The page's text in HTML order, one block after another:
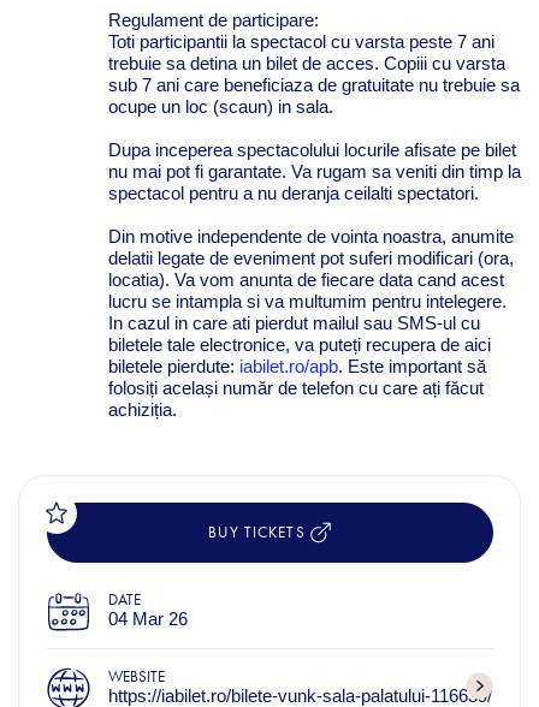
Regulament de participare:
Toti participantii la spectacol cu varsta peste 7 ani
trebuie sa detina un bilet de acces. Copiii cu varsta
sub 7 ani care beneficiaza de gratuitate nu trebuie sa
ocupe un loc (scaun) in sala.
Dupa inceperea spectacolului locurile afisate pe bilet
nu mai pot fi garantate. Va rugam sa veniti din timp la
spectacol pentru a nu deranja ceilalti spectatori.
Din motive independente de vointa noastra, anumite
delatii legate de eveniment pot suferi modificari (ora,
locatia). Va vom anunta de fiecare data cand acest
lucru se intampla si va multumim pentru intelegere.
In cazul in care ati pierdut mailul sau SMS-ul cu
biletele tale electronice, va puteți recupera de aici
biletele pierdute: iabilet.ro/apb. Este important să
folosiți același număr de telefon cu care ați făcut
achiziția.
BUY TICKETS
DATE
04 Mar 26
WEBSITE
https://iabilet.ro/bilete-vunk-sala-palatului-116639/